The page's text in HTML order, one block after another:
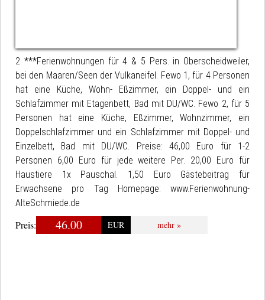
2 ***Ferienwohnungen für 4 & 5 Pers. in Oberscheidweiler,
bei den Maaren/Seen der Vulkaneifel. Fewo 1, für 4 Personen
hat eine Küche, Wohn- Eßzimmer, ein Doppel- und ein
Schlafzimmer mit Etagenbett, Bad mit DU/WC. Fewo 2, für 5
Personen hat eine Küche, Eßzimmer, Wohnzimmer, ein
Doppelschlafzimmer und ein Schlafzimmer mit Doppel- und
Einzelbett, Bad mit DU/WC. Preise: 46,00 Euro für 1-2
Personen 6,00 Euro für jede weitere Per. 20,00 Euro für
Haustiere 1x Pauschal. 1,50 Euro Gästebeitrag für
Erwachsene pro Tag Homepage: www.Ferienwohnung-
AlteSchmiede.de
Preis: 46.00 EUR mehr »